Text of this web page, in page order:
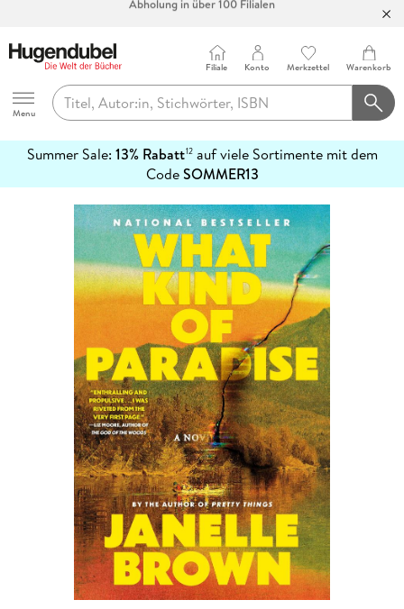
Bücher versandkostenfrei*
Abholung in über 100 Filialen
Hugendubel
Menu
Filiale Konto Merkzettel Warenkorb
Summer Sale: 13% Rabatt12auf viele Sortimente mit dem
CodeSOMMER13
erfahren